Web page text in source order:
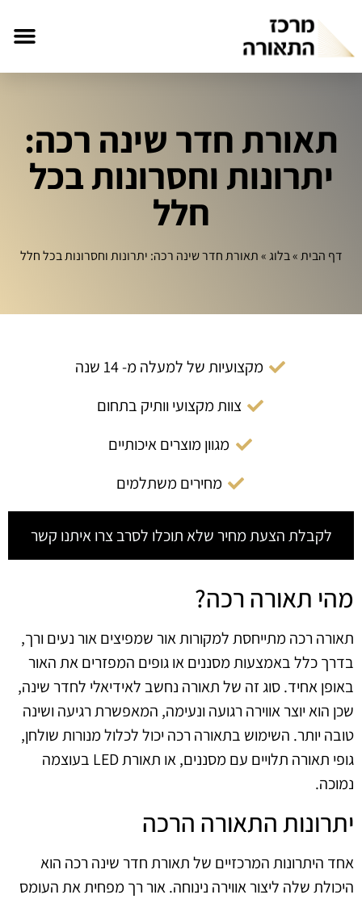
תאורת חדר שינה רכה:
יתרונות וחסרונות בכל
חלל
דף הבית»בלוג»תאורת חדר שינה רכה: יתרונות וחסרונות בכל חלל
מקצועיות של למעלה מ- 14 שנה
צוות מקצועי וותיק בתחום
מגוון מוצרים איכותיים
מחירים משתלמים
לקבלת הצעת מחיר שלא תוכלו לסרב צרו איתנו קשר
מהי תאורה רכה?
תאורה רכה מתייחסת למקורות אור שמפיצים אור נעים ורך,
בדרך כלל באמצעות מסננים או גופים המפזרים את האור
באופן אחיד. סוג זה של תאורה נחשב לאידיאלי לחדר שינה,
שכן הוא יוצר אווירה רגועה ונעימה, המאפשרת רגיעה ושינה
טובה יותר. השימוש בתאורה רכה יכול לכלול מנורות שולחן,
גופי תאורה תלויים עם מסננים, או תאורת LED בעוצמה
נמוכה.
יתרונות התאורה הרכה
אחד היתרונות המרכזיים של תאורת חדר שינה רכה הוא
היכולת שלה ליצור אווירה נינוחה. אור רך מפחית את העומס